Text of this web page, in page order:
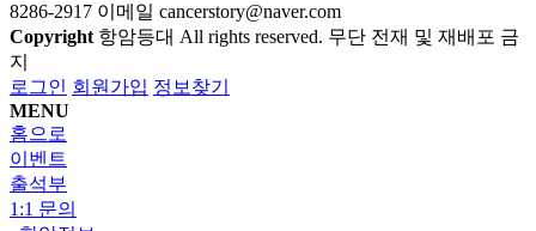
8286-2917 이메일 cancerstory@naver.com
Copyright 항암등대 All rights reserved. 무단 전재 및 재배포 금
지
로그인 회원가입 정보찾기
MENU
홈으로
이벤트
출석부
1:1 문의